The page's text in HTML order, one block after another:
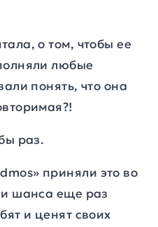
о том, чтобы ее
любые
понять, что она
раз.
приняли это во
шанса еще раз
и ценят своих